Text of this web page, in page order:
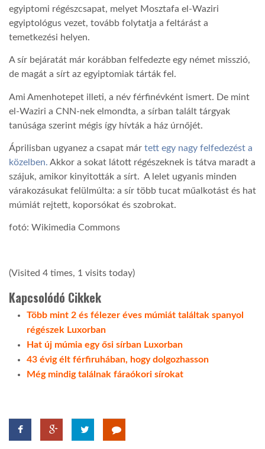
LINKTR.EE
GLOBOZSARU
DOBRAVERO.HU
GLOBOBOOK
egyiptomi régészcsapat, melyet Mosztafa el-Waziri
egyiptológus vezet, tovább folytatja a feltárást a
temetkezési helyen.
A sír bejáratát már korábban felfedezte egy német misszió,
de magát a sírt az egyiptomiak tárták fel.
Ami Amenhotepet illeti, a név férfinévként ismert. De mint
el-Waziri a CNN-nek elmondta, a sírban talált tárgyak
tanúsága szerint mégis így hívták a ház úrnőjét.
Áprilisban ugyanez a csapat már tett egy nagy felfedezést a
közelben. Akkor a sokat látott régészeknek is tátva maradt a
szájuk, amikor kinyitották a sírt. A lelet ugyanis minden
várakozásukat felülmúlta: a sír több tucat műalkotást és hat
múmiát rejtett, koporsókat és szobrokat.
fotó: Wikimedia Commons
(Visited 4 times, 1 visits today)
Kapcsolódó Cikkek
Több mint 2 és félezer éves múmiát találtak spanyol
régészek Luxorban
Hat új múmia egy ősi sírban Luxorban
43 évig élt férfiruhában, hogy dolgozhasson
Még mindig találnak fáraókori sírokat